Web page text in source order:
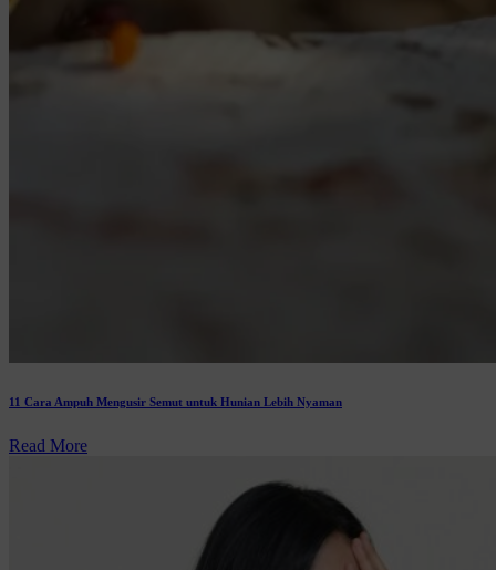
11 Cara Ampuh Mengusir Semut untuk Hunian Lebih Nyaman
Read More